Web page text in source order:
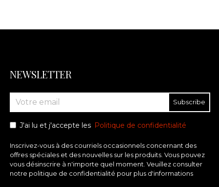
NEWSLETTER
Subscribe
J'ai lu et j'accepte les Politique de confidentialité
Inscrivez-vous à des courriels occasionnels concernant des
offres spéciales et des nouvelles sur les produits. Vous pouvez
vous désinscrire à n'importe quel moment. Veuillez consulter
notre politique de confidentialité pour plus d'informations